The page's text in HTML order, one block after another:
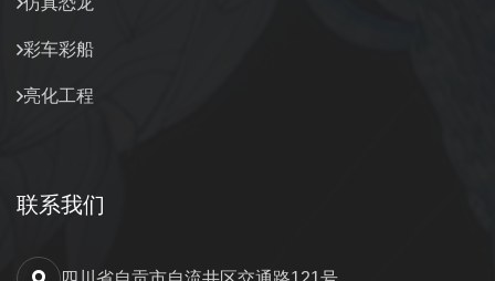
彩车彩船
亮化工程
联系我们